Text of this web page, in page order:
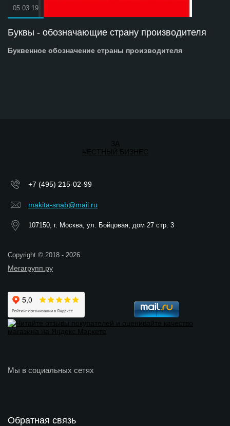
05.03.19
Буквы - обозначающие страну производителя
Буквенное обозначение страны производителя
+7 (495) 215-02-99
makita-snab@mail.ru
107150, г. Москва, ул. Бойцовая, дом 27 стр. 3
Copyright © 2018 - 2026
Мегагрупп.ру
Мы в социальных сетях
ЗА
ЧЕСТНЫЙ БИЗНЕС
Обратная связь